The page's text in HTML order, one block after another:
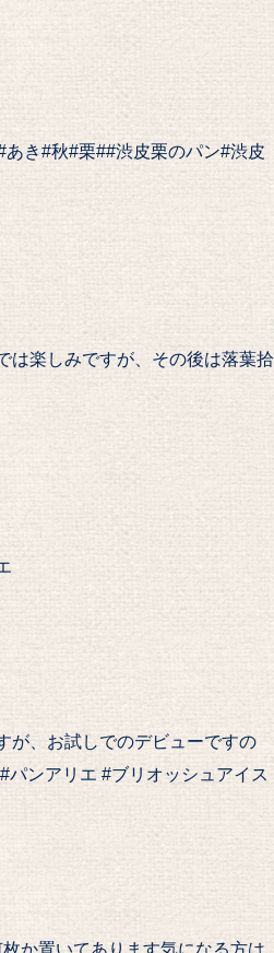
き#秋#栗##渋皮栗のパン#渋皮
は楽しみですが、その後は落葉拾
が、お試しでのデビューですの
ンアリエ #ブリオッシュアイス
か置いてあります️気になる方は